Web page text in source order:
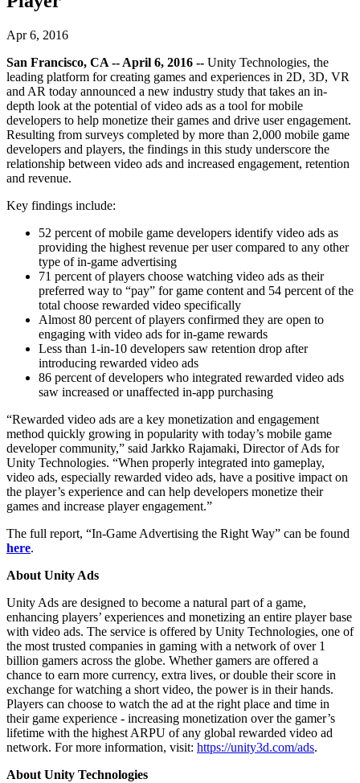
LiveOps
Amplie
Aquisição de usuários
Seja descoberto e adquira usuários móveis
In-App Purchase
Gerencie as IAP em todas as lojas e no modelo D2C (direto ao
consumidor).
Monetização
Anuncie com o Unity
Monetize com o Unity
Casos de uso
Jogos de dispositivos móveis
Crie e faça crescer sucessos móveis com o Unity
Jogos Independentes
Lance grandes jogos com pequenas equipes
Jogos XR
Lance jogos XR em várias plataformas
Jogos com multijogador
Simplifique o desenvolvimento de jogos multiplayer
Varejo
Automotivo
Impulsione a inovação e as experiências dentro do carro
Veja todas as indústrias
Insights
Histórias de sucesso do mundo real
Guias de melhores práticas
Dicas e truques de especialistas
Demonstrações
Demonstrações, amostras e blocos de construção
Todos os recursos
Novidades
Atualizações, informações e dicas técnicas
Notícias
Notícias, histórias e centro de imprensa
Junte-se a desenvolvedores, criadores e insiders
Celebrando criadores do Unity em todo o mundo
Tutoriais
Educação
Para estudantes
Impulsione sua carreira
Para educadores
Impulsione seu ensino
Leve o poder do Unity para sua instituição
Certificações
Prove sua maestria em Unity
Apr 6, 2016
San Francisco, CA -- April 6, 2016 -- Unity Technologies, the
leading platform for creating games and experiences in 2D, 3D, VR
and AR today announced a new industry study that takes an in-
depth look at the potential of video ads as a tool for mobile
developers to help monetize their games and drive user engagement.
Resulting from surveys completed by more than 2,000 mobile game
developers and players, the findings in this study underscore the
relationship between video ads and increased engagement, retention
and revenue.
Key findings include:
52 percent of mobile game developers identify video ads as
providing the highest revenue per user compared to any other
type of in-game advertising
71 percent of players choose watching video ads as their
preferred way to “pay” for game content and 54 percent of the
total choose rewarded video specifically
Almost 80 percent of players confirmed they are open to
engaging with video ads for in-game rewards
Less than 1-in-10 developers saw retention drop after
introducing rewarded video ads
86 percent of developers who integrated rewarded video ads
saw increased or unaffected in-app purchasing
“Rewarded video ads are a key monetization and engagement
method quickly growing in popularity with today’s mobile game
developer community,” said Jarkko Rajamaki, Director of Ads for
Unity Technologies. “When properly integrated into gameplay,
video ads, especially rewarded video ads, have a positive impact on
the player’s experience and can help developers monetize their
games and increase player engagement.”
The full report, “In-Game Advertising the Right Way” can be found
here.
About Unity Ads
Unity Ads are designed to become a natural part of a game,
enhancing players’ experiences and monetizing an entire player base
with video ads. The service is offered by Unity Technologies, one of
the most trusted companies in gaming with a network of over 1
billion gamers across the globe. Whether gamers are offered a
chance to earn more currency, extra lives, or double their score in
exchange for watching a short video, the power is in their hands.
Players can choose to watch the ad at the right place and time in
their game experience - increasing monetization over the gamer’s
lifetime with the highest ARPU of any global rewarded video ad
network. For more information, visit: https://unity3d.com/ads.
About Unity Technologies